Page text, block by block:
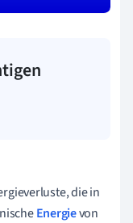
die in
Energievon